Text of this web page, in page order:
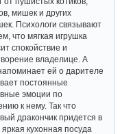
это ни банально, но
по-прежнему приходят в
от пушистых котиков,
мишек и других
Психологи связывают
что мягкая игрушка
спокойствие и
владелице. А
ей о дарителе
постоянные